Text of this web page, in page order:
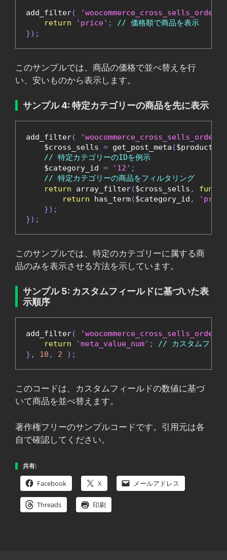
add_filter(
return
'price' ;
// 価格順で商品を表示
});
このサンプルでは、商品の価格で並べ替えを行
い、安いものから表示します。
サンプル 4: 特定カテゴリーの商品を先に表示
add_filter(
    $cross_sells
= get_post_meta ($product_id
// 特定カテゴリーのIDを例示
    $category_id
= '12' ;
// 特定カテゴリーの商品をフィルタリング
return array_filter($cross_sells ,
return has_term($category_id ,
});
});
このサンプルでは、特定のカテゴリーに属する商
品のみを表示させる方法を示しています。
サンプル 5: カスタムフィールドに基づいた表
示順序
add_filter(
return
'meta_value_num' ;
// カスタムフィー
},
10 , 2 );
このコードは、カスタムフィールドの数値に基づ
いて商品を並べ替えます。
著作権フリーのサンプルコードです。引用元は各
自で確認してください。
共有:
Facebook X メールアドレス
Threads 印刷